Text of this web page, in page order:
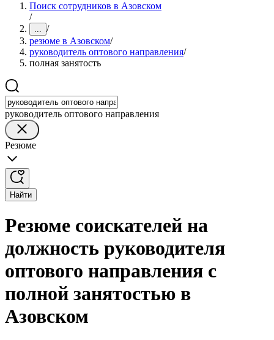
Поиск сотрудников в Азовском
/
... /
резюме в Азовском/
руководитель оптового направления/
полная занятость
руководитель оптового направления
Резюме
Найти
Резюме соискателей на
должность руководителя
оптового направления с
полной занятостью в
Азовском